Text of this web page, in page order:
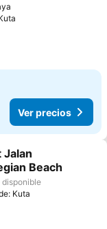
Ver precios
Jalan
Beach
disponible
Kuta